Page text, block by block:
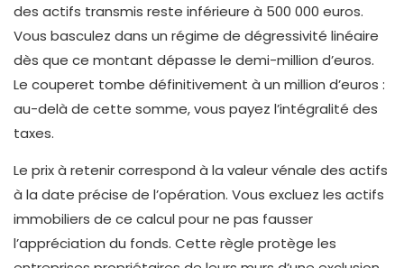
des actifs transmis reste inférieure à 500 000 euros.
Vous basculez dans un régime de dégressivité linéaire
dès que ce montant dépasse le demi-million d’euros.
Le couperet tombe définitivement à un million d’euros :
au-delà de cette somme, vous payez l’intégralité des
taxes.
Le prix à retenir correspond à la valeur vénale des actifs
à la date précise de l’opération. Vous excluez les actifs
immobiliers de ce calcul pour ne pas fausser
l’appréciation du fonds. Cette règle protège les